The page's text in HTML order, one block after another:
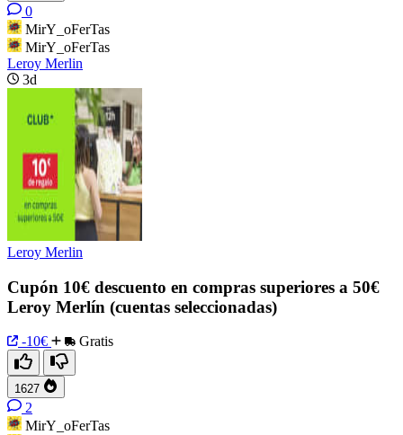
0
MirY_oFerTas
MirY_oFerTas
Leroy Merlin
3d
Leroy Merlin
Cupón 10€ descuento en compras superiores a 50€
Leroy Merlín (cuentas seleccionadas)
-10€ Gratis
1627
2
MirY_oFerTas